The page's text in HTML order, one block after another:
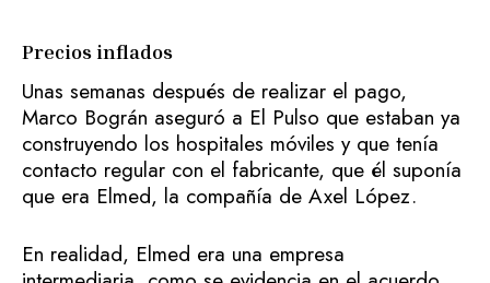
Precios inflados
Unas semanas después de realizar el pago,
Marco Bográn aseguró a El Pulso que estaban ya
construyendo los hospitales móviles y que tenía
contacto regular con el fabricante, que él suponía
que era Elmed, la compañía de Axel López.
En realidad, Elmed era una empresa